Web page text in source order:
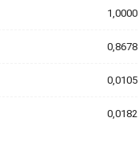
1,0000
0,8678
0,0105
0,0182